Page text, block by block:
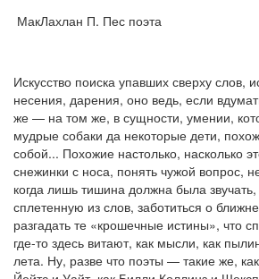
МакЛахлан П. Пес поэта
Искусство поиска упавших сверху слов,
несения, дарения, оно ведь, если
же — на том же, в сущности, умении,
мудрые собаки да некоторые дети,
собой... Похожие настолько, насколько
снежинки с носа, понять чужой вопрос,
когда лишь тишина должна была звучать,
сплетенную из слов, заботиться о
разгадать те «крошечные истины», что
где-то здесь витают, как мысли, как
лета. Ну, разве что поэты — такие же,